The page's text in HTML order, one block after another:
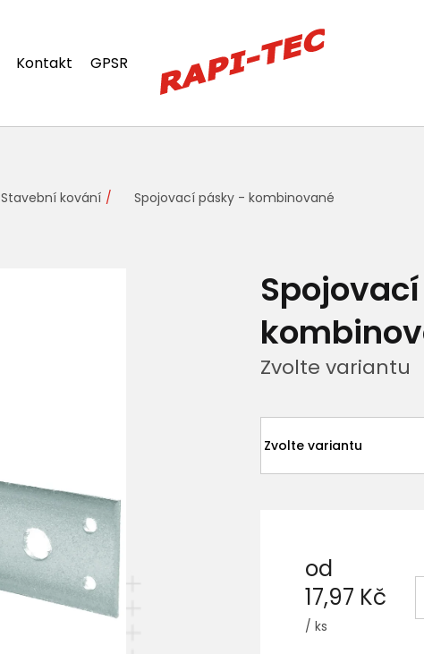
Kontakt GPSR
Stavební kování Spojovací pásky - kombinované
Zvolte variantu
od
17,97 Kč
/ ks